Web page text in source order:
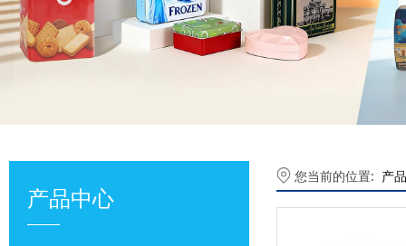
产品中心
您当前的位置: 产